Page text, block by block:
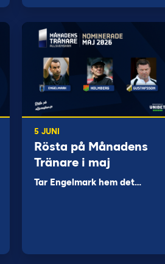
5 JUNI
Rösta på Månadens
Tränare i maj
Tar Engelmark hem det…